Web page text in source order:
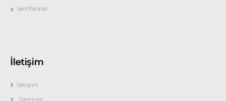
Sertifikalar
İletişim
İletişim